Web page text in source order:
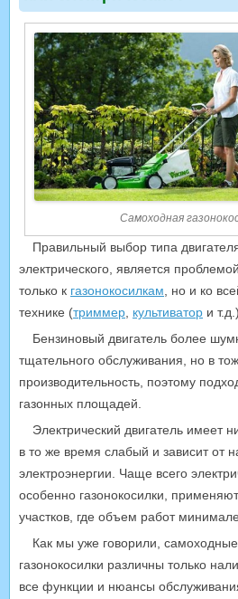
Самоходная
Правильный выбор типа
электрического, является
только к газонокосилкам , но и ко
технике (триммер культиватор и т.д.).
Бензиновый двигатель более
тщательного обслуживания, но в
производительность, поэтому
газонных площадей.
Электрический двигатель имеет
в то же время слабый и зависит от
электроэнергии. Чаще всего
особенно газонокосилки,
участков, где объем работ
Как мы уже говорили,
газонокосилки различны только
все функции и нюансы